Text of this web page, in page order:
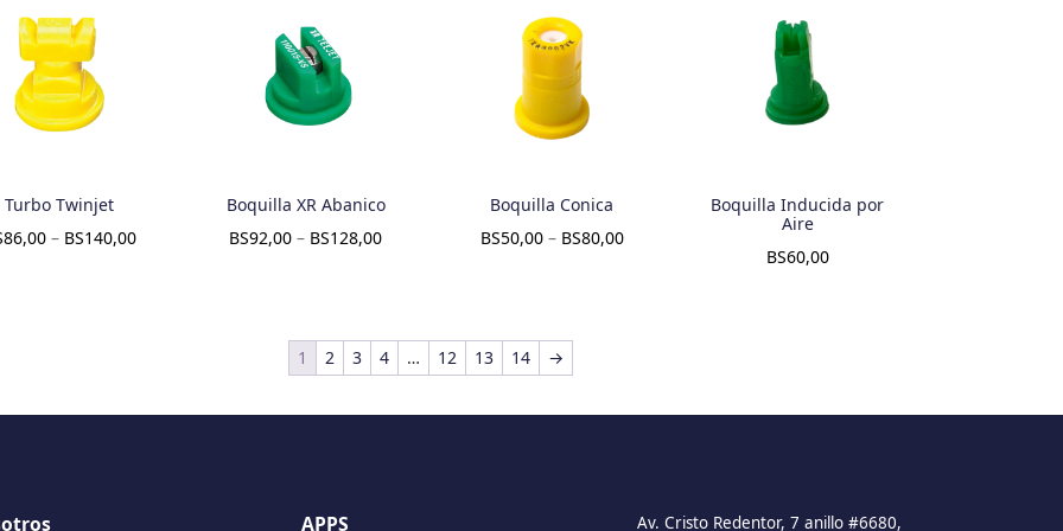
Turbo Twinjet
86,00– BS140,00
Boquilla XR Abanico
BS92,00 – BS128,00
Boquilla Conica
BS50,00– BS80,00
Boquilla Inducida por
Aire
BS60,00
1 2 3 4 … 12 13 14 →
APPS Av. Cristo Redentor, 7 anillo #6680,